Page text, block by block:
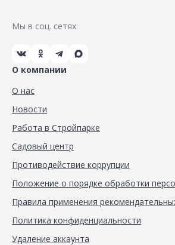
Мы в соц. сетях:
О компании
О нас
Новости
Работа в Стройпарке
Садовый центр
Противодействие коррупции
Положение о порядке обработки
Правила применения
Политика конфиденциальности
Удаление аккаунта